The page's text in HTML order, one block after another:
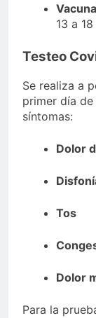
13 a
Testeo
Se realiza a
primer día
síntomas:
Dolor
Tos
Dolor
Para la